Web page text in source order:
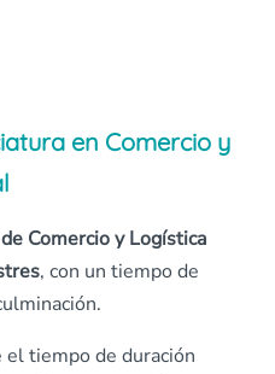
en Comercio y
Comercio y Logística
, con un tiempo de
el tiempo de duración